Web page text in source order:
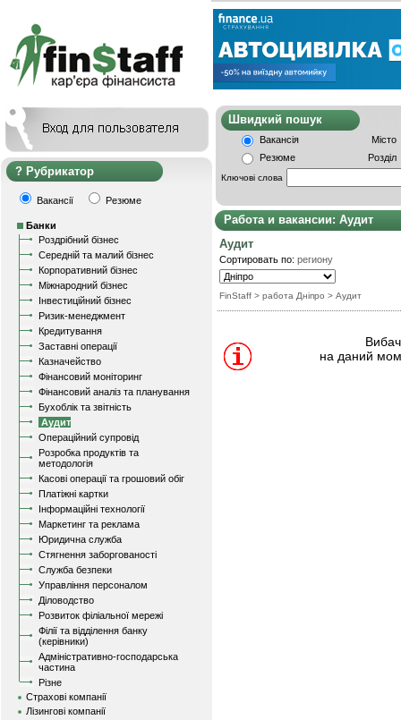
Рубрикатор
Вакансії Резюме
Банки
Роздрібний бізнес
Середній та малий бізнес
Корпоративний бізнес
Міжнародний бізнес
Інвестиційний бізнес
Ризик-менеджмент
Кредитування
Заставні операції
Казначейство
Фінансовий моніторинг
Фінансовий аналіз та планування
Бухоблік та звітність
Аудит
Операційний супровід
Розробка продуктів та
методологія
Касові операції та грошовий обіг
Платіжні картки
Інформаційні технології
Маркетинг та реклама
Юридична служба
Стягнення заборгованості
Служба безпеки
Управління персоналом
Діловодство
Розвиток філіальної мережі
Філії та відділення банку
(керівники)
Адміністративно-господарська
частина
Різне
Страхові компанії
Лізингові компанії
Швидкий
Вакансія
Місто
Резюме
Розділ
Ключові слова
Работа и вакансии: Аудит
Аудит
Сортировать по: региону
FinStaff > работа Дніпро > Аудит
на даний